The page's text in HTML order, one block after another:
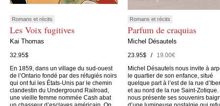
Romans et récits
Les Voix fugitives
Kai Thomas
32.95$
En 1859, dans un village du sud-ouest
de l’Ontario fondé par des réfugiés noirs
qui ont fui les États-Unis par le chemin
clandestin du Underground Railroad,
une vieille femme nommée Cash abat
Romans et récits
Parfum de craquias
Michel Désautels
23.95$ /19.00€
Michel Désautels nous invite à
le quartier de son enfance, situé
quelque part à l’est de la rue
et au nord de la rue Saint-Zotique.
nous présente ses souvenirs